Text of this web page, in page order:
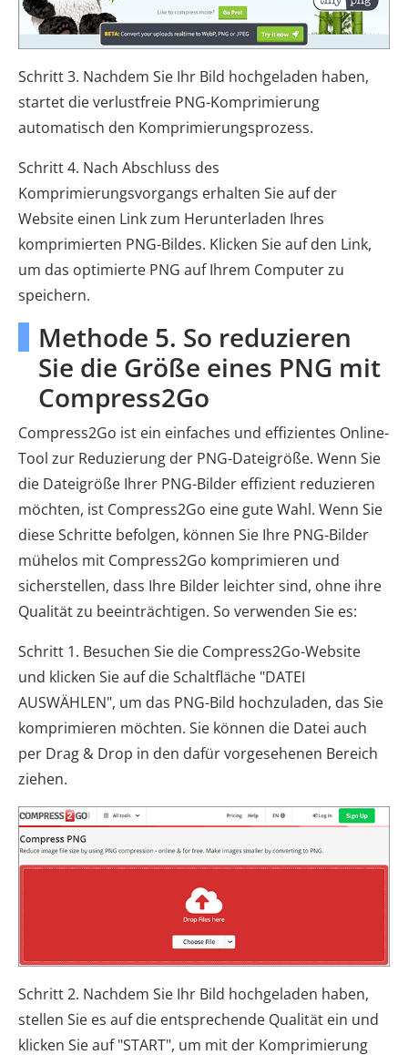
Schritt 3. Nachdem Sie Ihr Bild hochgeladen haben,
startet die verlustfreie PNG-Komprimierung
automatisch den Komprimierungsprozess.
Schritt 4. Nach Abschluss des
Komprimierungsvorgangs erhalten Sie auf der
Website einen Link zum Herunterladen Ihres
komprimierten PNG-Bildes. Klicken Sie auf den Link,
um das optimierte PNG auf Ihrem Computer zu
speichern.
Methode 5. So reduzieren
Sie die Größe eines PNG mit
Compress2Go
Compress2Go ist ein einfaches und effizientes Online-
Tool zur Reduzierung der PNG-Dateigröße. Wenn Sie
die Dateigröße Ihrer PNG-Bilder effizient reduzieren
möchten, ist Compress2Go eine gute Wahl. Wenn Sie
diese Schritte befolgen, können Sie Ihre PNG-Bilder
mühelos mit Compress2Go komprimieren und
sicherstellen, dass Ihre Bilder leichter sind, ohne ihre
Qualität zu beeinträchtigen. So verwenden Sie es:
Schritt 1. Besuchen Sie die Compress2Go-Website
und klicken Sie auf die Schaltfläche "DATEI
AUSWÄHLEN", um das PNG-Bild hochzuladen, das Sie
komprimieren möchten. Sie können die Datei auch
per Drag & Drop in den dafür vorgesehenen Bereich
ziehen.
Schritt 2. Nachdem Sie Ihr Bild hochgeladen haben,
stellen Sie es auf die entsprechende Qualität ein und
klicken Sie auf "START", um mit der Komprimierung